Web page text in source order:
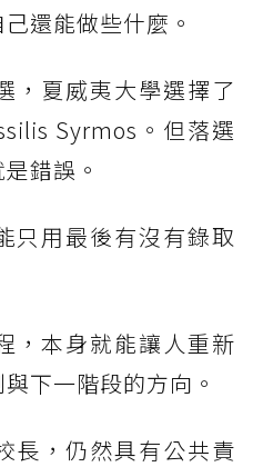
還能做些什麼。
，夏威夷大學選擇了
Syrmos。但落選
錯誤。
只用最後有沒有錄取
，本身就能讓人重新
下一階段的方向。
長，仍然具有公共責